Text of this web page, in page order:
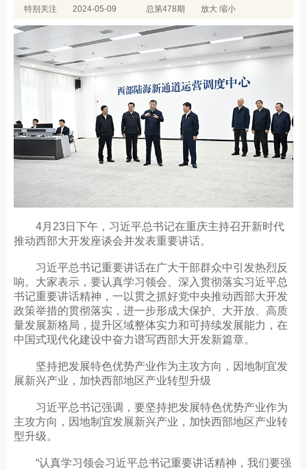
特别关注 2024-05-09 总第478期 放大 缩小
4月23日下午，习近平总书记在重庆主持召开新时代
推动西部大开发座谈会并发表重要讲话。
习近平总书记重要讲话在广大干部群众中引发热烈反
响。大家表示，要认真学习领会、深入贯彻落实习近平总
书记重要讲话精神，一以贯之抓好党中央推动西部大开发
政策举措的贯彻落实，进一步形成大保护、大开放、高质
量发展新格局，提升区域整体实力和可持续发展能力，在
中国式现代化建设中奋力谱写西部大开发新篇章。
坚持把发展特色优势产业作为主攻方向，因地制宜发
展新兴产业，加快西部地区产业转型升级
习近平总书记强调，要坚持把发展特色优势产业作为
主攻方向，因地制宜发展新兴产业，加快西部地区产业转
型升级。
“认真学习领会习近平总书记重要讲话精神，我们要强